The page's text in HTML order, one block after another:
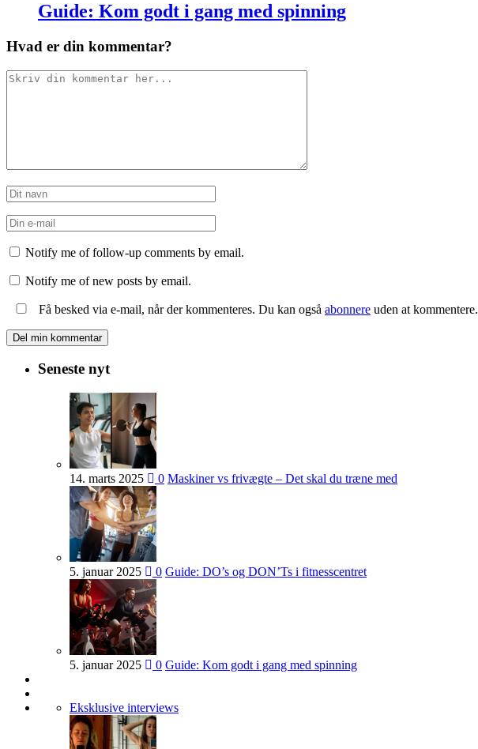
Guide: Kom godt i gang med spinning
Hvad er din kommentar?
Notify me of follow-up comments by email.
Notify me of new posts by email.
Få besked via e-mail, når der kommenteres. Du kan også abonnere uden at kommentere.
Seneste nyt
14. marts 2025 0 Maskiner vs frivægte – Det skal du træne med
5. januar 2025 0 Guide: DO’s og DON’Ts i fitnesscentret
5. januar 2025 0 Guide: Kom godt i gang med spinning
Eksklusive interviews